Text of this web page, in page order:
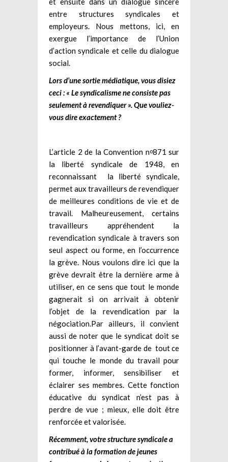
entre structures syndicales et
employeurs. Nous mettons, ici, en
exergue l’importance de l’Union
d’action syndicale et celle du dialogue
social.
Lors d’une sortie médiatique, vous disiez
ceci : « Le syndicalisme ne consiste pas
seulement à revendiquer ». Que vouliez-
vous dire exactement ?
L’article 2 de la Convention no871 sur
la liberté syndicale de 1948, en
reconnaissant la liberté syndicale,
permet aux travailleurs de revendiquer
de meilleures conditions de vie et de
travail. Malheureusement, certains
travailleurs appréhendent la
revendication syndicale à travers son
seul aspect ou forme, en l’occurrence
la grève. Nous voulons dire ici que la
grève devrait être la dernière arme à
utiliser, en ce sens que tout le monde
gagnerait si on arrivait à obtenir
l’objet de la revendication par la
négociation.Par ailleurs, il convient
aussi de noter que le syndicat doit se
positionner à l’avant-garde de tout ce
qui touche le monde du travail pour
former, informer, sensibiliser et
éclairer ses membres. Cette fonction
éducative du syndicat n’est pas à
perdre de vue ; mieux, elle doit être
renforcée et valorisée.
Récemment, votre structure syndicale a
contribué à la formation de jeunes